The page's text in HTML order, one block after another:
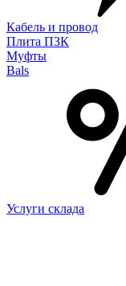
Кабель и провод
Плита ПЗК
Муфты
Bals
Услуги склада